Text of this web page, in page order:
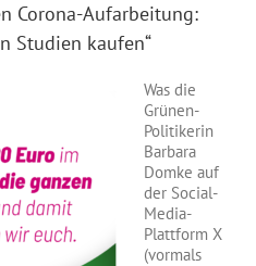
Corona-Aufarbeitung:
Studien kaufen“
Was die
Grünen-
Politikerin
Barbara
Domke auf
der Social-
Media-
Plattform X
(vormals